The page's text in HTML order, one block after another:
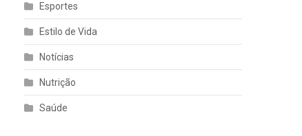
Esportes
Estilo de Vida
Notícias
Nutrição
Saúde